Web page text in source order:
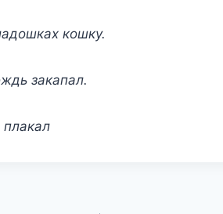
кошку.
закапал.
плакал